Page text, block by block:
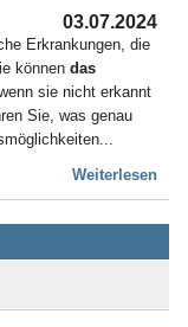
03.07.2024
Erkrankungen, die
können das
wenn sie nicht erkannt
Sie, was genau
Weiterlesen